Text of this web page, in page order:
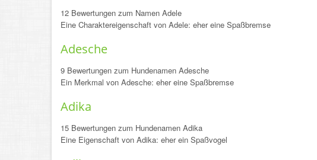
12 Bewertungen zum Namen Adele
Eine Charaktereigenschaft von Adele: eher eine Spaßbremse
Adesche
9 Bewertungen zum Hundenamen Adesche
Ein Merkmal von Adesche: eher eine Spaßbremse
Adika
15 Bewertungen zum Hundenamen Adika
Eine Eigenschaft von Adika: eher ein Spaßvogel